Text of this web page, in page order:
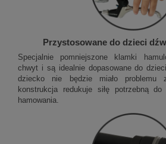
Przystosowane do dzieci
Specjalnie pomniejszone klamki
chwyt i są idealnie dopasowane do
dziecko nie będzie miało problemu
konstrukcja redukuje siłę potrzebną do
hamowania.